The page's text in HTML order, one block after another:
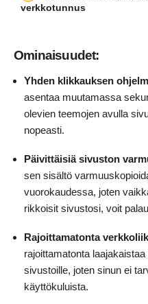
verkkotunnus
Ominaisuudet:
Yhden klikkauksen
asentaa muutamassa
olevien teemojen avulla
nopeasti.
Päivittäisiä sivuston
sen sisältö
vuorokaudessa, joten
rikkoisit sivustosi, voit
Rajoittamatonta
rajoittamatonta
sivustoille, joten sinun ei
käyttökuluista.